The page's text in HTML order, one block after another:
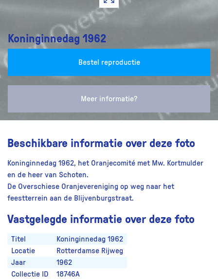
Koninginnedag 1962
Bestel reproductie
Meer informatie?
Beschikbare informatie over deze foto
Koninginnedag 1962, het Oranjecomité met Mw. Kortmulder
en de heer van Schoten.
De Overschiese Oranjevereniging op weg naar het
feestterrein aan de Blijvenburgstraat.
Vastgelegde informatie over deze foto
Titel
Koninginnedag 1962
Locatie
Rotterdamse Rijweg
Jaar
1962
Collectie ID
18746A